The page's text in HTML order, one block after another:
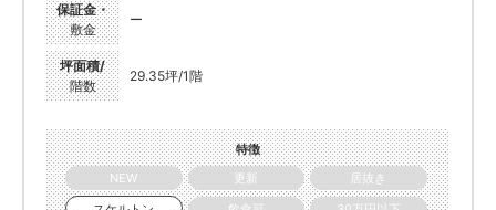
保証金・
敷金
ー
坪面積/
階数
29.35坪/1階
特徴
NEW
更新
居抜き